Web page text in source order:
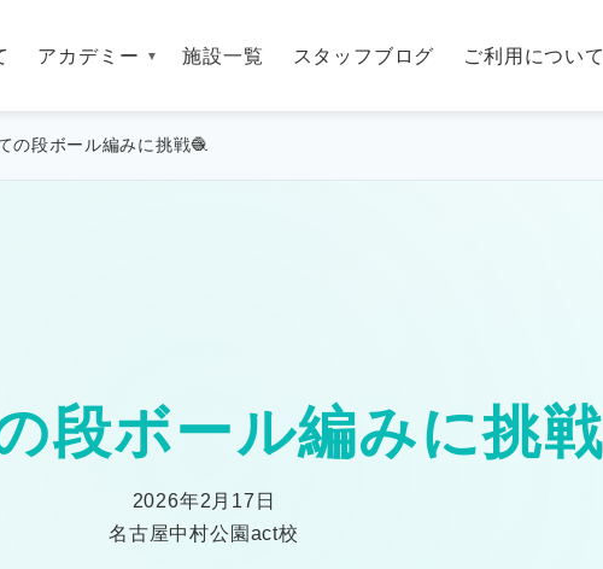
アカデミー 施設一覧 スタッフブログ ご利用について
の段ボール編みに挑戦🧶
段ボール編みに挑
2026年2月17日
名古屋中村公園act校